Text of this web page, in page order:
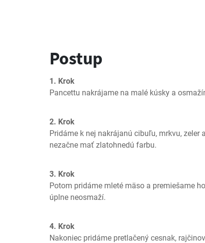
Postup
1. Krok
Pancettu nakrájame na malé kúsky a
2. Krok
Pridáme k nej nakrájanú cibuľu, mrkvu, zeler
nezačne mať zlatohnedú farbu.
3. Krok
Potom pridáme mleté mäso a premiešame
úplne neosmaží.
4. Krok
Nakoniec pridáme pretlačený cesnak,